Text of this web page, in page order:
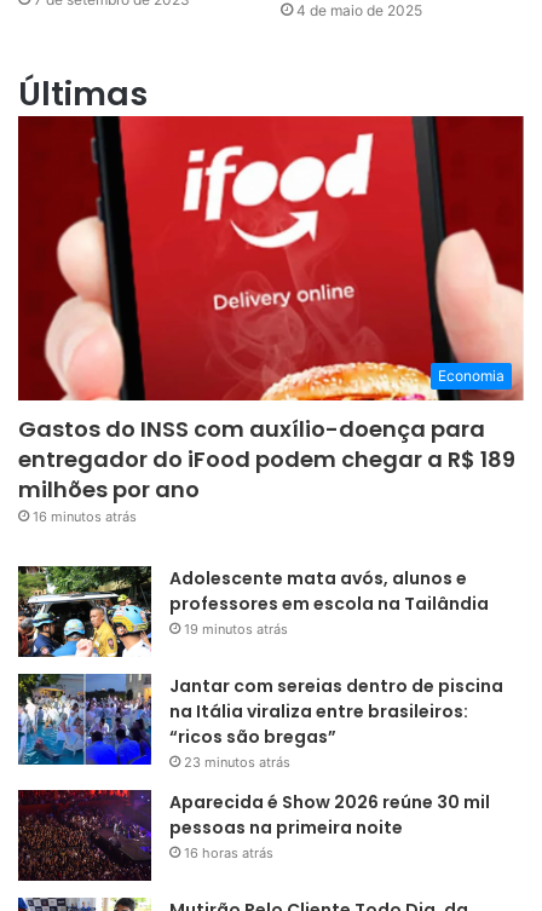
4 de maio de 2025
Últimas
Economia
Gastos do INSS com auxílio-doença para
entregador do iFood podem chegar a R$ 189
milhões por ano
16 minutos atrás
Adolescente mata avós, alunos e
professores em escola na Tailândia
19 minutos atrás
Jantar com sereias dentro de piscina
na Itália viraliza entre brasileiros:
“ricos são bregas”
23 minutos atrás
Aparecida é Show 2026 reúne 30 mil
pessoas na primeira noite
16 horas atrás